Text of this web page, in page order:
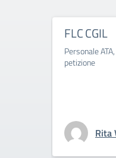
FLC CGIL
Personale
petizione
Rita